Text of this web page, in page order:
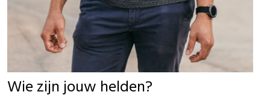
Wie zijn jouw helden?